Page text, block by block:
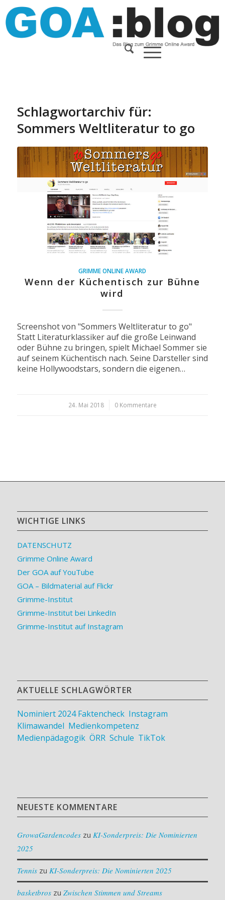
Schlagwortarchiv für:
Sommers Weltliteratur to go
GRIMME ONLINE AWARD
Wenn der Küchentisch zur Bühne
wird
Screenshot von "Sommers Weltliteratur to go"
Statt Literaturklassiker auf die große Leinwand
oder Bühne zu bringen, spielt Michael Sommer sie
auf seinem Küchentisch nach. Seine Darsteller sind
keine Hollywoodstars, sondern die eigenen…
24. Mai 2018 0 Kommentare
WICHTIGE LINKS
DATENSCHUTZ
Grimme Online Award
Der GOA auf YouTube
GOA – Bildmaterial auf Flickr
Grimme-Institut
Grimme-Institut bei LinkedIn
Grimme-Institut auf Instagram
AKTUELLE SCHLAGWÖRTER
Nominiert 2024 Faktencheck, Instagram
Klimawandel Medienkompetenz
Medienpädagogik, ÖRR, Schule TikTok
NEUESTE KOMMENTARE
GrowaGardencodeszu KI-Sonderpreis: Die Nominierten
2025
Tenniszu KI-Sonderpreis: Die Nominierten 2025
basketbroszu Zwischen Stimmen und Streams